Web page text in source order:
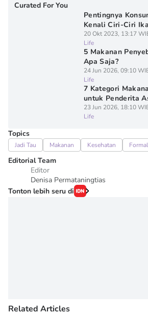
Curated For You
Pentingnya
Kenali Ciri-Ciri
20 Okt 2023, 13:17
Life
5 Makanan
Apa Saja?
24 Jun 2026, 09:10
Life
7 Kategori
untuk Penderita
23 Jun 2026, 18:10
Life
Topics
Jadi Tau Makanan Kesehatan
Editorial Team
Editor
Denisa Permataningtias
Tonton lebih seru di
Related Articles